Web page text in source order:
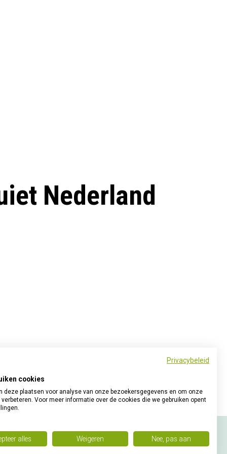
Nederland
op social media
Privacybeleid
cookies
deze plaatsen voor analyse van onze bezoekersgegevens en om onze
Voor meer informatie over de cookies die we gebruiken opent
alles Weigeren Nee, pas aan